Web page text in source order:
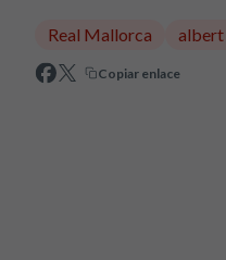
Real Mallorca
Copiar enlace